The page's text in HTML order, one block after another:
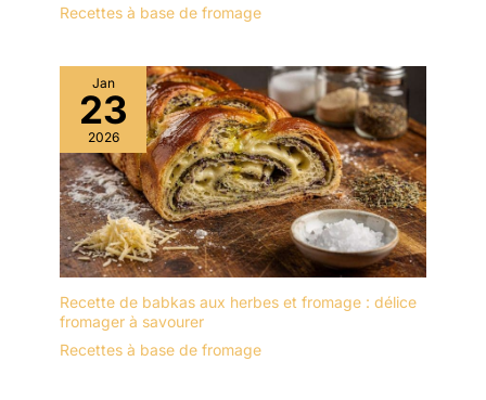
Recettes à base de fromage
Jan
23
2026
Recette de babkas aux herbes et fromage : délice
fromager à savourer
Recettes à base de fromage